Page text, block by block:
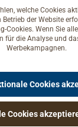
welche Cookies
der Website
Cookies. Wenn Sie
für die Analyse und
Werbekampagnen.
Cookies
Cookies